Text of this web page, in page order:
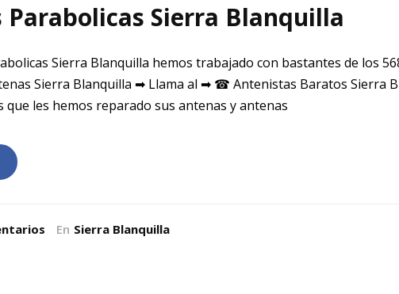
Parabolicas Sierra Blanquilla
Sierra Blanquilla hemos trabajado con bastantes de los
Sierra Blanquilla ➡ Llama al ➡ ☎ Antenistas Baratos Sierra
que les hemos reparado sus antenas y antenas
En Sierra Blanquilla